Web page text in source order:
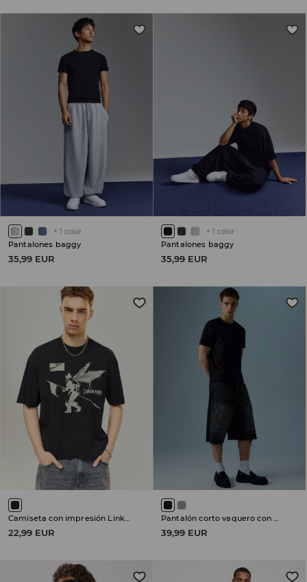
+ 1 color
Pantalones baggy
35,99 EUR
+ 1 color
Pantalones baggy
35,99 EUR
22,99 EUR 39,99 EUR